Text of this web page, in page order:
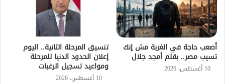
أصعب حاجة في الغربة مش إنك
تسيب مصر.. بقلم أمجد جلال
10 أغسطس، 2026
تنسيق المرحلة الثانية.. اليوم
إعلان الحدود الدنيا للمرحلة
ومواعيد تسجيل الرغبات
10 أغسطس، 2026